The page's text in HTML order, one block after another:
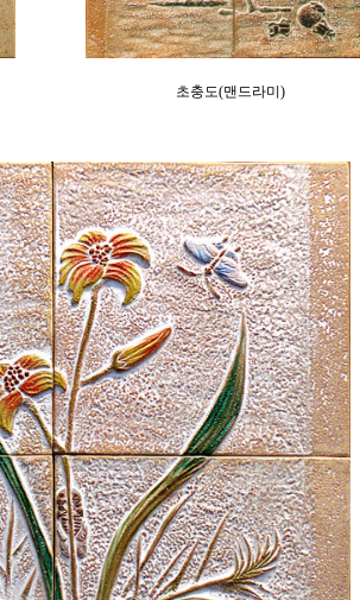
초충도(맨드라미)